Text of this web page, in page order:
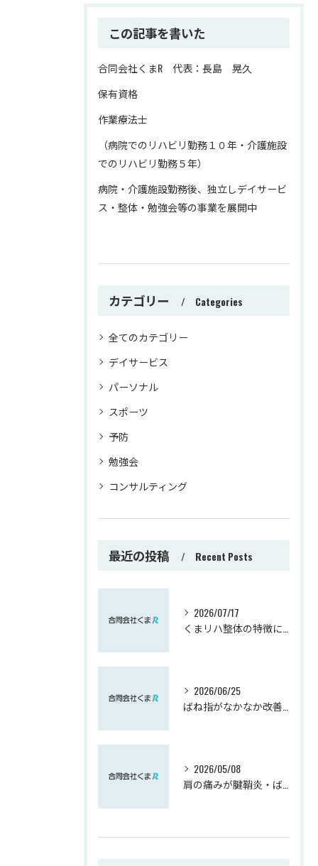
この記事を書いた
合同会社くまR 代表：長島 晃久
保有資格
作業療法士
（病院でのリハビリ勤務１０年・介護施設
でのリハビリ勤務５年）
病院・介護施設勤務後、独立しデイサービ
ス・整体・勉強会等の事業を展開中
カテゴリー Categories
全てのカテゴリー
デイサービス
パーソナル
スポーツ
予防
勉強会
コンサルティング
最近の投稿 Recent Posts
2026/07/17
2026/06/25
2026/05/08